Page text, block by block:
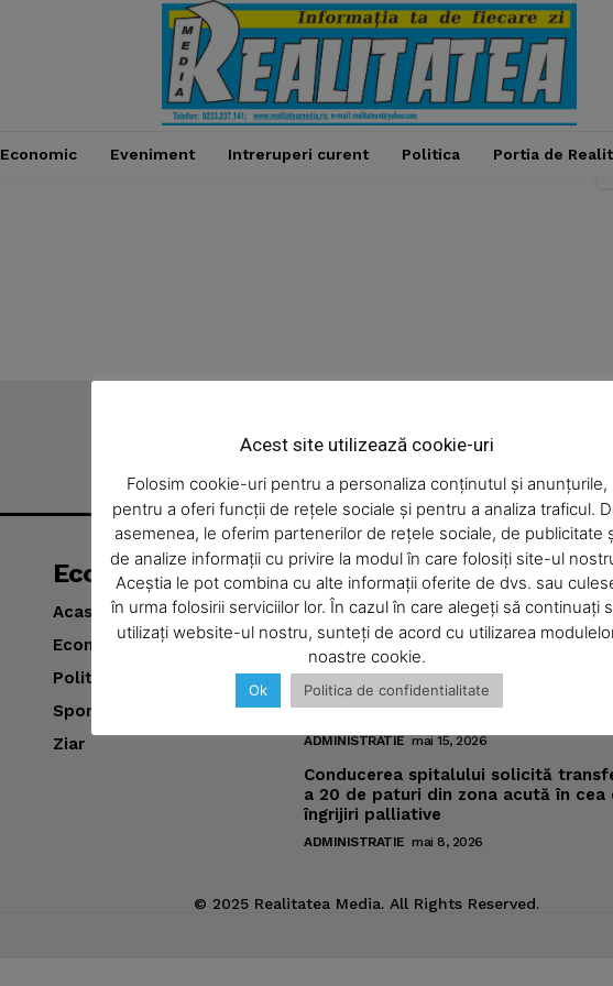
SUBSCRIBE NOW
Company
About
Contact us
Subscription Plans
My account
Economic Eveniment Intreruperi curent Politica Portia de
Administratie Cultura Economic Eveniment
Economic
Acasă
Economic
Politica
Sport
Ziar
Noutăţi
Pregătiri pentru „Vacanţe Muzicale
Piatra-Neamţ“
ADMINISTRATIE iunie 4, 2026
Meniurile pacienţilor din spitalul
sub lupa nemţenilor de pe reţelele
ADMINISTRATIE mai 15, 2026
Conducerea spitalului solicită
a 20 de paturi din zona acută în cea
îngrijiri palliative
ADMINISTRATIE mai 8, 2026
© 2025 Realitatea Media. All Rights Reserved.
Acest site utilizează cookie-uri
Folosim cookie-uri pentru a personaliza conținutul și anunțurile,
pentru a oferi funcții de rețele sociale și pentru a analiza traficul.
asemenea, le oferim partenerilor de rețele sociale, de publicitate
de analize informații cu privire la modul în care folosiți site-ul
Aceștia le pot combina cu alte informații oferite de dvs. sau
în urma folosirii serviciilor lor. În cazul în care alegeți să continuați
utilizați website-ul nostru, sunteți de acord cu utilizarea
noastre cookie.
Ok Politica de confidentialitate